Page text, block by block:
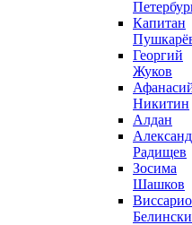
Капитан
Георгий
Жуков
Никитин
Алдан
Радищев
Зосима
Шашков